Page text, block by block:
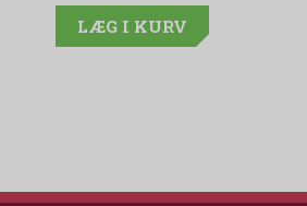
LÆG I KURV